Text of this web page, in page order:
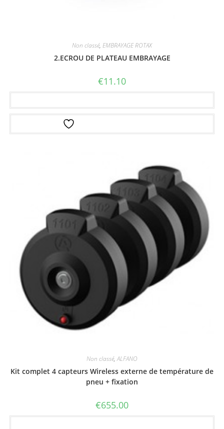
Non classé, EMBRAYAGE ROTAX
2.ECROU DE PLATEAU EMBRAYAGE
€11.10
Non classé,ALFANO
Kit complet 4 capteurs Wireless externe de température de
pneu + fixation
€655.00